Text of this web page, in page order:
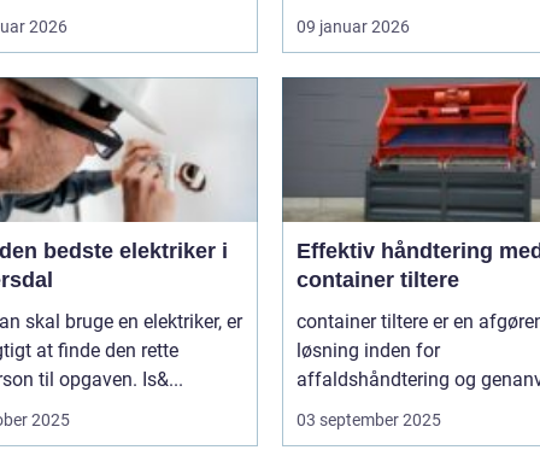
2026 09 januar 2026
bedste elektriker i
skal bruge en elektriker, er
at finde den rette
til opgaven. Is&...
2025
Effektiv håndtering
container tiltere
container tiltere er en
løsning inden for
affaldshåndtering og
03 september 2025